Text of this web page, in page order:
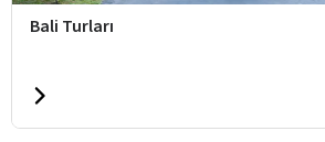
Bali Turları